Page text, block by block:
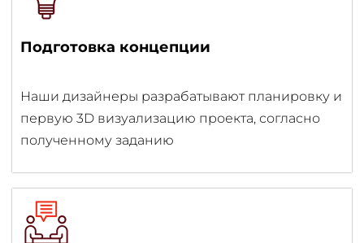
Подготовка концепции
Наши дизайнеры разрабатывают планировку и
первую 3D визуализацию проекта, согласно
полученному заданию